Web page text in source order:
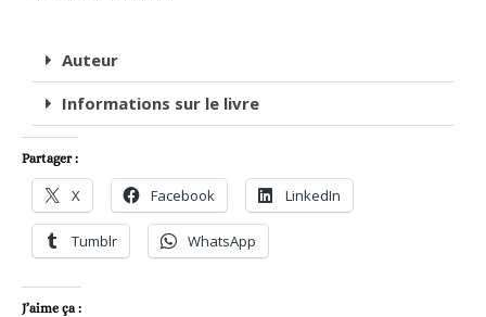
Auteur
Informations sur le livre
Partager :
X Facebook LinkedIn
Tumblr WhatsApp
J’aime ça :